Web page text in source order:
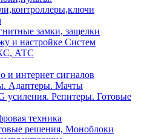
замки, защелки
и настройке Систем
АТС
и интернет сигналов
Адаптеры. Мачты
усиления. Репитеры. Готовые
техника
решения, Моноблоки